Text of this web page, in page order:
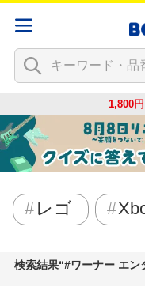
1,800
レゴ
検索結果 #ワーナー エン